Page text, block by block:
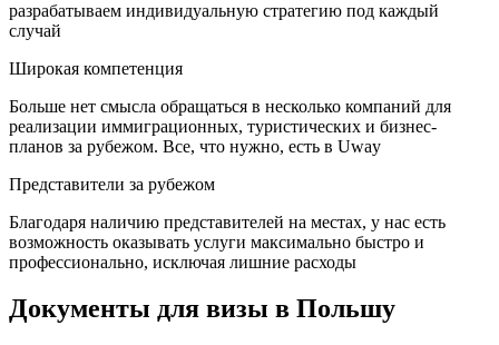
разрабатываем индивидуальную стратегию под каждый
случай
Широкая компетенция
Больше нет смысла обращаться в несколько компаний для
реализации иммиграционных, туристических и бизнес-
планов за рубежом. Все, что нужно, есть в Uway
Представители за рубежом
Благодаря наличию представителей на местах, у нас есть
возможность оказывать услуги максимально быстро и
профессионально, исключая лишние расходы
Документы для визы в Польшу